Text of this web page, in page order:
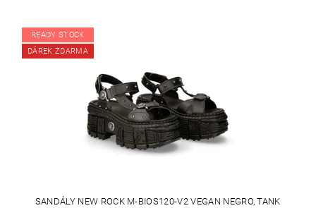
READY STOCK
DÁREK ZDARMA
SANDÁLY NEW ROCK M-BIOS120-V2 VEGAN NEGRO, TANK